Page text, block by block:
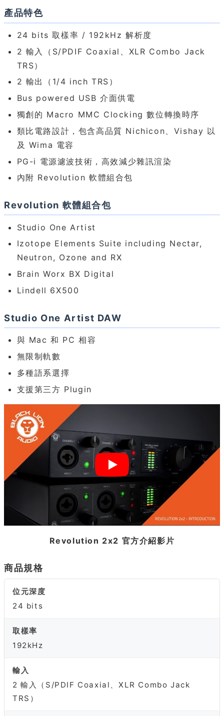
產品特色
24 bits 取樣率 / 192kHz 解析度
2 輸入（S/PDIF Coaxial、XLR Combo Jack
TRS）
2 輸出（1/4 inch TRS）
Bus powered USB 介面供電
獨創的 Macro MMC Clocking 數位轉換時序
類比電路設計，包含高品質 Nichicon、Vishay 以
及 Wima 電容
PG-i 電源濾波技術，高效減少雜訊渲染
內附 Revolution 軟體組合包
Revolution 軟體組合包
Studio One Artist
Izotope Elements Suite including Nectar,
Neutron, Ozone and RX
Brain Worx BX Digital
Lindell 6X500
Studio One Artist DAW
與 Mac 和 PC 相容
無限制軌數
多種語系選擇
支援第三方 Plugin
Revolution 2x2 官方介紹影片
商品規格
位元深度
24 bits
取樣率
192kHz
輸入
2 輸入（S/PDIF Coaxial、XLR Combo Jack
TRS）